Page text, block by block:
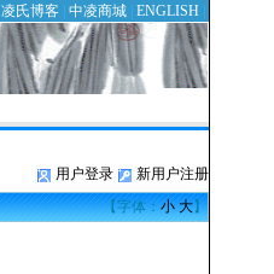
凌氏博客 中凌商城 ENGLISH
用户登录
新用户注册
【字体：小 大】